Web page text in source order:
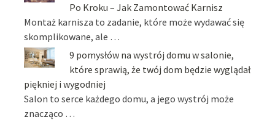
Po Kroku – Jak Zamontować Karnisz
Montaż karnisza to zadanie, które może wydawać się
skomplikowane, ale …
9 pomysłów na wystrój domu w salonie,
które sprawią, że twój dom będzie wyglądał
piękniej i wygodniej
Salon to serce każdego domu, a jego wystrój może
znacząco …